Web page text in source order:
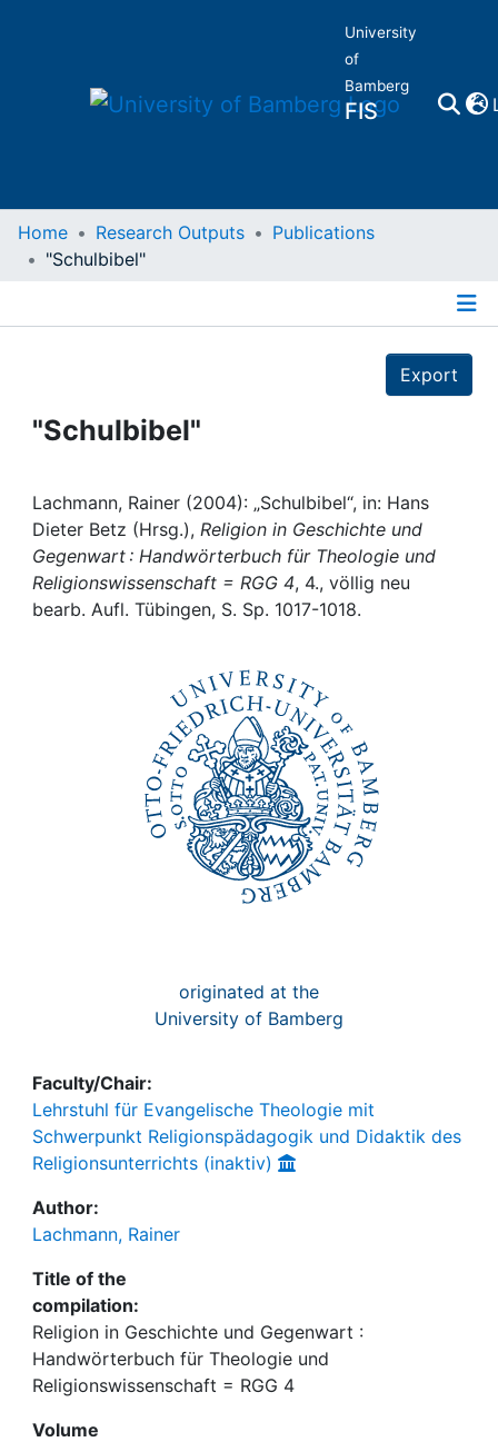
University
of
Bamberg
FIS
Home
Projects
Institutions
Awards
Home Research Outputs
Publications
"Schulbibel"
Export
"Schulbibel"
Lachmann, Rainer (2004): „Schulbibel“, in: Hans
Dieter Betz (Hrsg.), Religion in Geschichte und
Gegenwart : Handwörterbuch für Theologie und
Religionswissenschaft = RGG 4, 4., völlig neu
bearb. Aufl. Tübingen, S. Sp. 1017-1018.
originated at the
University of Bamberg
Faculty/Chair:
Lehrstuhl für Evangelische Theologie mit
Schwerpunkt Religionspädagogik und Didaktik des
Religionsunterrichts (inaktiv)
Author:
Lachmann, Rainer
Title of the
compilation:
Religion in Geschichte und Gegenwart :
Handwörterbuch für Theologie und
Religionswissenschaft = RGG 4
Volume